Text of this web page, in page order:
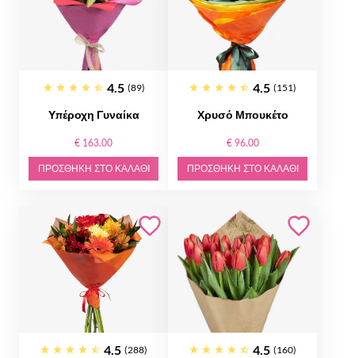
4.5 (89)
Υπέροχη Γυναίκα
€ 163.00
ΠΡΟΣΘΉΚΗ ΣΤΟ ΚΑΛΆΘΙ
4.5 (151)
Χρυσό Μπουκέτο
€ 96.00
ΠΡΟΣΘΉΚΗ ΣΤΟ ΚΑΛΆΘΙ
4.5 (288) 4.5 (160)